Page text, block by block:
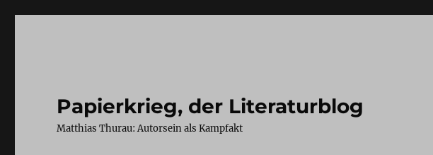
Papierkrieg, der Literaturblog
Matthias Thurau: Autorsein als Kampfakt